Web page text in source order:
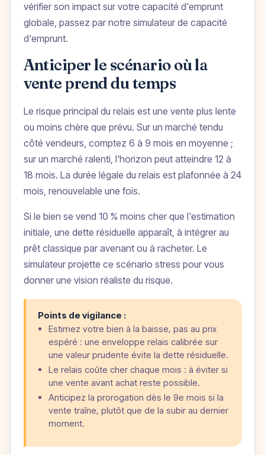
vérifier son impact sur votre capacité d'emprunt
globale, passez par notre simulateur de capacité
d'emprunt.
Anticiper le scénario où la
vente prend du temps
Le risque principal du relais est une vente plus lente
ou moins chère que prévu. Sur un marché tendu
côté vendeurs, comptez 6 à 9 mois en moyenne ;
sur un marché ralenti, l'horizon peut atteindre 12 à
18 mois. La durée légale du relais est plafonnée à 24
mois, renouvelable une fois.
Si le bien se vend 10 % moins cher que l'estimation
initiale, une dette résiduelle apparaît, à intégrer au
prêt classique par avenant ou à racheter. Le
simulateur projette ce scénario stress pour vous
donner une vision réaliste du risque.
Points de vigilance :
Estimez votre bien à la baisse, pas au prix
espéré : une enveloppe relais calibrée sur
une valeur prudente évite la dette résiduelle.
Le relais coûte cher chaque mois : à éviter si
une vente avant achat reste possible.
Anticipez la prorogation dès le 9e mois si la
vente traîne, plutôt que de la subir au dernier
moment.